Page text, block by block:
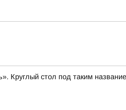
Круглый стол под таким